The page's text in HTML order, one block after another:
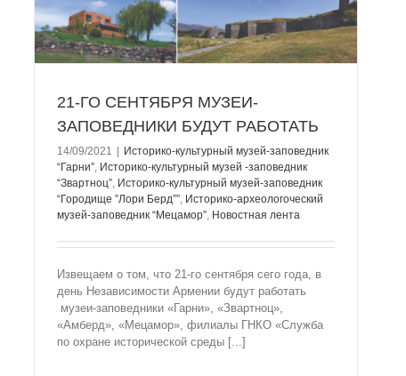
21-ГО СЕНТЯБРЯ МУЗЕИ-
ЗАПОВЕДНИКИ БУДУТ РАБОТАТЬ
14/09/2021 | Историко-культурный музей-заповедник
“Гарни” Историко-культурный музей -заповедник
“Звартноц” Историко-культурный музей-заповедник
“Городище ”Лори Берд”” Историко-археологоческий
музей-заповедник “Мецамор” Новостная лента
Извещаем о том, что 21-го сентября сего года, в
день Независимости Армении будут работать
музеи-заповедники «Гарни», «Звартноц»,
«Амберд», «Мецамор», филиалы ГНКО «Служба
по охране исторической среды [...]